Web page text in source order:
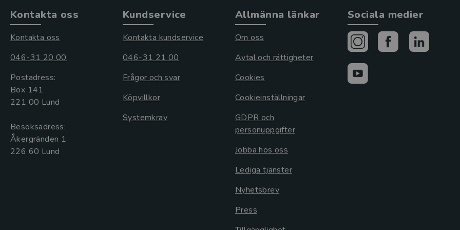
Kontakta oss
Kontakta oss
046-31 20 00
Postadress:
Box 141
221 00 Lund
Besöksadress:
Åkergränden 1
Kundservice
Kontakta kundservice
046-31 21 00
Frågor och svar
Köpvillkor
Systemkrav
Allmänna länkar
Om oss
Avtal och rättigheter
Cookies
Cookieinställningar
GDPR och
personuppgifter
Jobba hos oss
Lediga tjänster
Nyhetsbrev
Press
Sociala medier